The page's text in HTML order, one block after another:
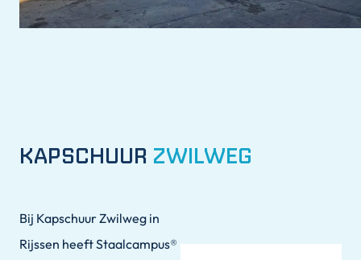
KAPSCHUUR ZWILWEG
Bij Kapschuur Zwilweg in
Rijssen heeft Staalcampus®